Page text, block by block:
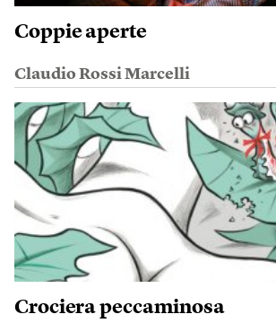
Coppie aperte
Claudio Rossi Marcelli
Crociera peccaminosa